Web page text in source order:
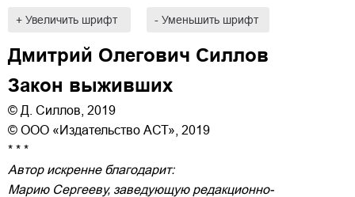
+ Увеличить шрифт - Уменьшить шрифт
Дмитрий Олегович Силлов
Закон выживших
© Д. Силлов, 2019
© ООО «Издательство АСТ», 2019
* * *
Автор искренне благодарит:
Марию Сергееву, заведующую редакционно-